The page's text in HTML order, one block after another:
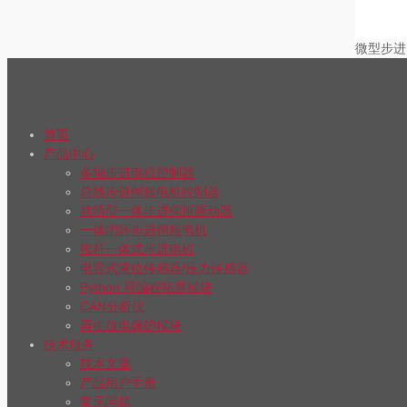
微型步
首页
产品中心
多轴步进电机控制器
总线步进伺服电机控制器
航插型一体步进伺服驱动器
一体闭环步进伺服电机
推杆一体式步进电机
电容式液位传感器/压力传感器
Python 可编程拓展模块
CAN分析仪
再生放电保护模块
技术服务
技术文章
产品用户手册
常见问题